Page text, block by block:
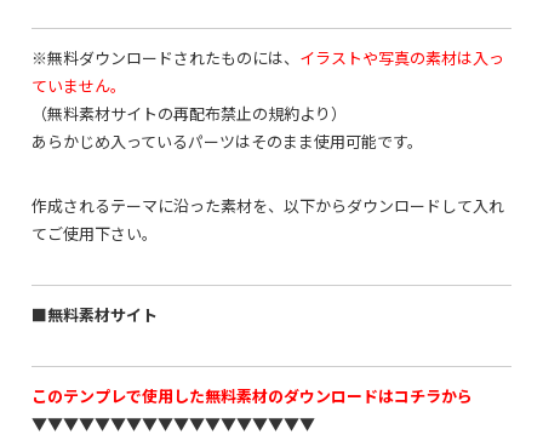
※無料ダウンロードされたものには、 イラストや写真の素材は入っ
ていません。
（無料素材サイトの再配布禁止の規約より）
あらかじめ入っているパーツはそのまま使用可能です。
作成されるテーマに沿った素材を、以下からダウンロードして入れ
てご使用下さい。
■無料素材サイト
このテンプレで使用した無料素材のダウンロードはコチラから
▼▼▼▼▼▼▼▼▼▼▼▼▼▼▼▼▼▼